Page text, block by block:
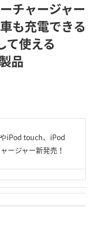
チャージャー
も充電できる
て使える
品
iPod touch、iPod
ージャー新発売！